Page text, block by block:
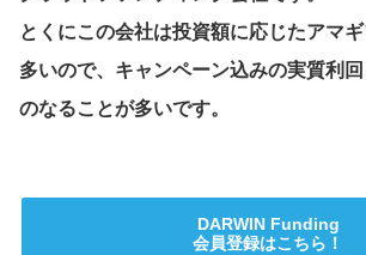
とくにこの会社は投資額に応じたアマ
多いので、キャンペーン込みの実質利
のなることが多いです。
DARWIN Funding
会員登録はこちら！